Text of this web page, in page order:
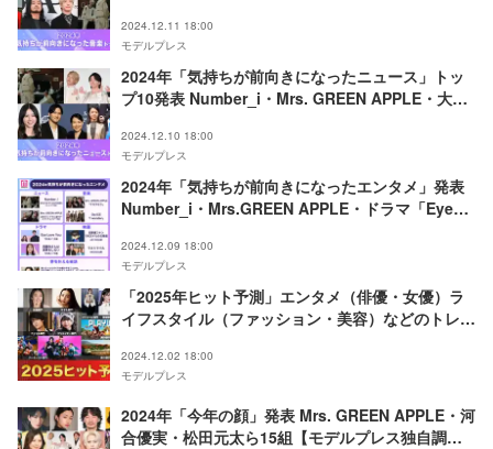
2024.12.11 18:00
モデルプレス
2024年「気持ちが前向きになったニュース」トッ
プ10発表 Number_i・Mrs. GREEN APPLE・大谷
2024.12.10 18:00
モデルプレス
2024年「気持ちが前向きになったエンタメ」発表
Number_i・Mrs.GREEN APPLE・ドラマ「Eye
訣”も【モデルプレス独自調査】
2024.12.09 18:00
モデルプレス
「2025年ヒット予測」エンタメ（俳優・女優）ラ
イフスタイル（ファッション・美容）などのトレン
2024.12.02 18:00
モデルプレス
2024年「今年の顔」発表 Mrs. GREEN APPLE・河
合優実・松田元太ら15組【モデルプレス独自調